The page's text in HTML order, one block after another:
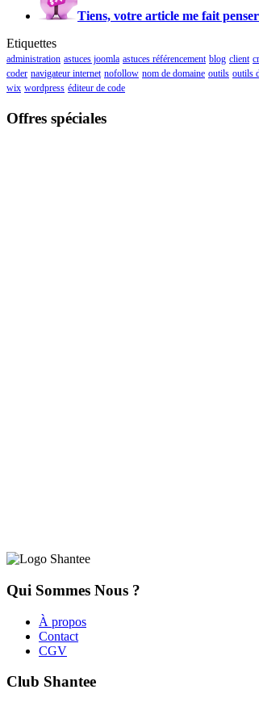
Tiens, votre article me fait
Etiquettes
administration astuces joomla astuces référencement blog client
coder navigateur internet nofollow nom de domaine outils outils
wix wordpress éditeur de code
Offres spéciales
Qui Sommes Nous ?
À propos
Contact
CGV
Club Shantee